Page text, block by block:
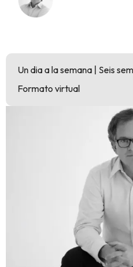
Un dia a la semana | Seis
Formato virtual